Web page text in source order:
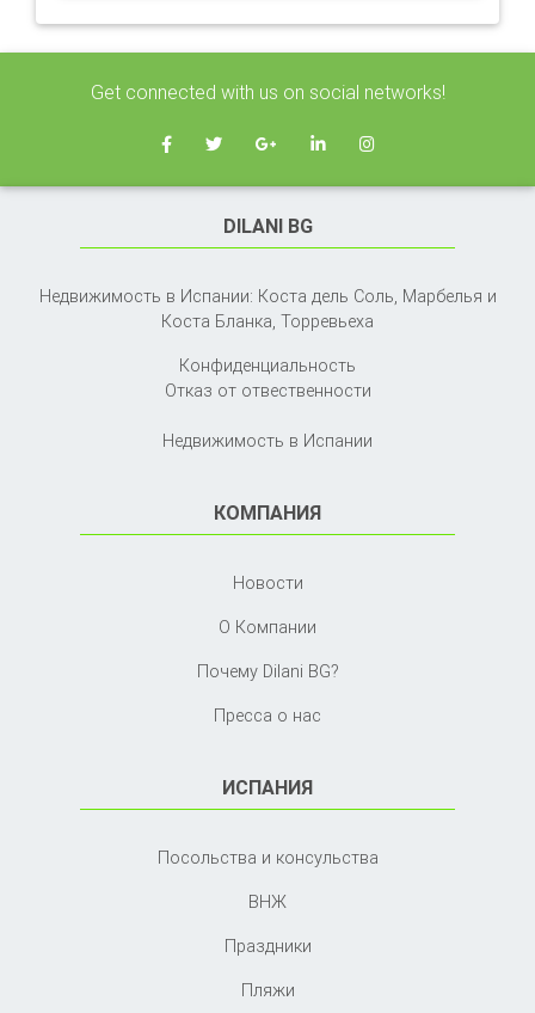
Get connected with us on social networks!
DILANI BG
Недвижимость в Испании: Коста дель Соль, Марбелья и
Коста Бланка, Торревьеха
Конфиденциальность
Отказ от отвественности
Недвижимость в Испании
КОМПАНИЯ
Новости
О Компании
Почему Dilani BG?
Пресса о нас
ИСПАНИЯ
Посольства и консульства
ВНЖ
Праздники
Пляжи